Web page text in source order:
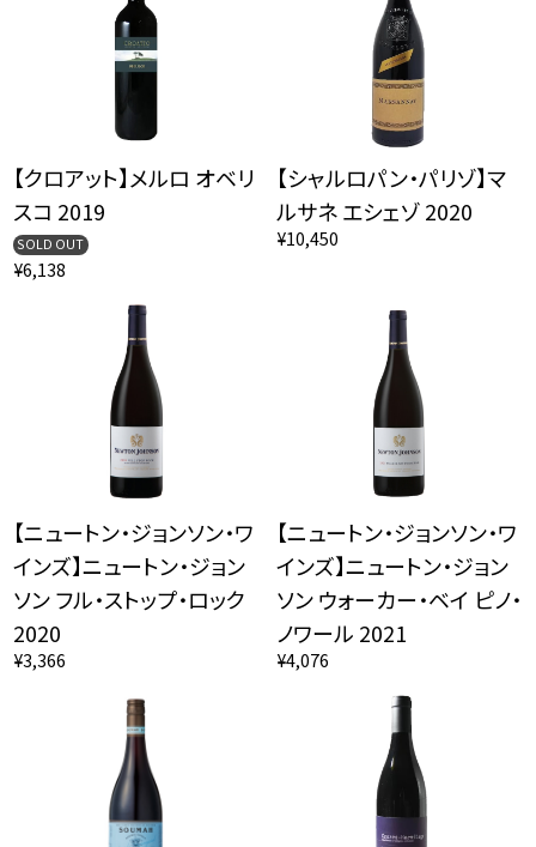
【クロアット】メルロ オベリ
スコ 2019
SOLD OUT
¥6,138
【シャルロパン・パリゾ】マ
ルサネ エシェゾ 2020
¥10,450
【ニュートン・ジョンソン・ワ
インズ】ニュートン・ジョン
ソン フル・ストップ・ロック
2020
¥3,366
【ニュートン・ジョンソン・ワ
インズ】ニュートン・ジョン
ソン ウォーカー・ベイ ピノ・
ノワール 2021
¥4,076